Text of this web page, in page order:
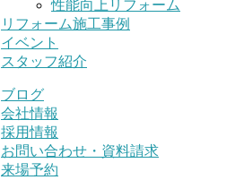
性能向上リフォーム
リフォーム施工事例
イベント
スタッフ紹介
ブログ
会社情報
採用情報
お問い合わせ・資料請求
来場予約